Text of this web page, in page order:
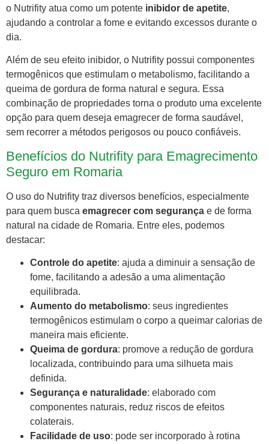
o Nutrifity atua como um potente inibidor de apetite,
ajudando a controlar a fome e evitando excessos durante o
dia.
Além de seu efeito inibidor, o Nutrifity possui componentes
termogênicos que estimulam o metabolismo, facilitando a
queima de gordura de forma natural e segura. Essa
combinação de propriedades torna o produto uma excelente
opção para quem deseja emagrecer de forma saudável,
sem recorrer a métodos perigosos ou pouco confiáveis.
Benefícios do Nutrifity para Emagrecimento
Seguro em Romaria
O uso do Nutrifity traz diversos benefícios, especialmente
para quem busca emagrecer com segurança e de forma
natural na cidade de Romaria. Entre eles, podemos
destacar:
Controle do apetite: ajuda a diminuir a sensação de
fome, facilitando a adesão a uma alimentação
equilibrada.
Aumento do metabolismo: seus ingredientes
termogênicos estimulam o corpo a queimar calorias de
maneira mais eficiente.
Queima de gordura: promove a redução de gordura
localizada, contribuindo para uma silhueta mais
definida.
Segurança e naturalidade: elaborado com
componentes naturais, reduz riscos de efeitos
colaterais.
Facilidade de uso: pode ser incorporado à rotina